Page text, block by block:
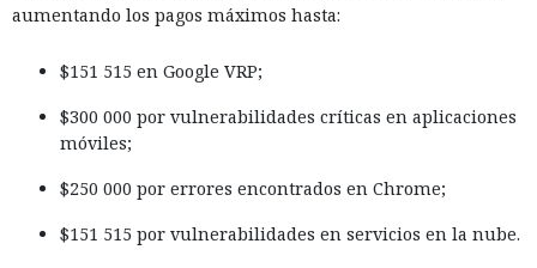
aumentando los pagos máximos hasta:
$151 515 en Google VRP;
$300 000 por vulnerabilidades críticas en aplicaciones
móviles;
$250 000 por errores encontrados en Chrome;
$151 515 por vulnerabilidades en servicios en la nube.